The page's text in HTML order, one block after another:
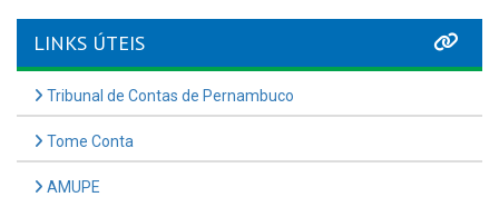
LINKS ÚTEIS
Tribunal de Contas de Pernambuco
Tome Conta
AMUPE